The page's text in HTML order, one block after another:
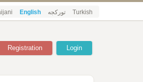
English تورکجه Turkish
Login
Registration